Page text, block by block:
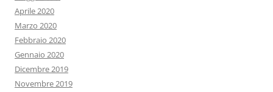
Aprile 2020
Marzo 2020
Febbraio 2020
Gennaio 2020
Dicembre 2019
Novembre 2019